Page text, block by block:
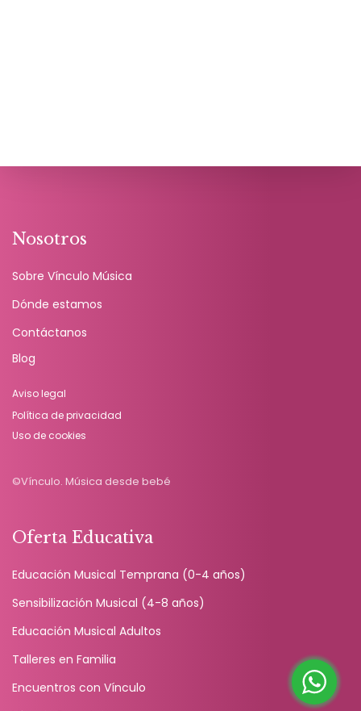
Nosotros
Sobre Vínculo Música
Dónde estamos
Contáctanos
Blog
Aviso legal
Política de privacidad
Uso de cookies
©Vínculo. Música desde bebé
Oferta Educativa
Educación Musical Temprana (0-4 años)
Sensibilización Musical (4-8 años)
Educación Musical Adultos
Talleres en Familia
Encuentros con Vínculo